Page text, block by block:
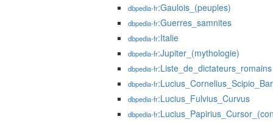
dbpedia-fr:Gaulois_(peuples)
dbpedia-fr:Guerres_samnites
dbpedia-fr:Italie
dbpedia-fr:Jupiter_(mythologie)
dbpedia-fr:Liste_de_dictateurs_romains
dbpedia-fr
dbpedia-fr:Lucius_Fulvius_Curvus
dbpedia-fr